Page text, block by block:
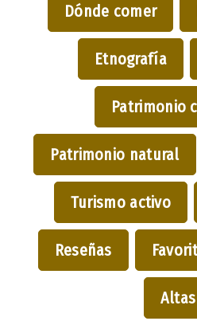
Dónde comer
Etnografía
Patrimonio
Patrimonio natural
Turismo activo
Reseñas
Altas